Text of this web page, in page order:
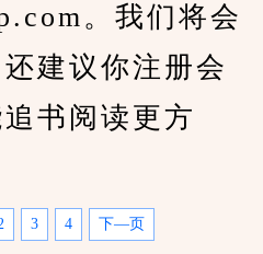
。我们将会
建议你注册会
书阅读更方
3 4 下—页